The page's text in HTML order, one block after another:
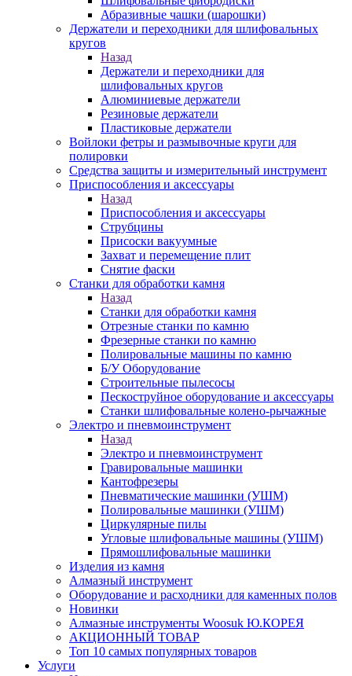
Абразивные чашки (шарошки)
Держатели и переходники для шлифовальных
кругов
Назад
Держатели и переходники для
шлифовальных кругов
Алюминиевые держатели
Резиновые держатели
Пластиковые держатели
Войлоки фетры и размывочные круги для
полировки
Средства защиты и измерительный инструмент
Приспособления и аксессуары
Назад
Приспособления и аксессуары
Струбцины
Присоски вакуумные
Захват и перемещение плит
Снятие фаски
Станки для обработки камня
Назад
Станки для обработки камня
Отрезные станки по камню
Фрезерные станки по камню
Полировальные машины по камню
Б/У Оборудование
Строительные пылесосы
Пескоструйное оборудование и аксессуары
Станки шлифовальные колено-рычажные
Электро и пневмоинструмент
Назад
Электро и пневмоинструмент
Гравировальные машинки
Кантофрезеры
Пневматические машинки (УШМ)
Полировальные машинки (УШМ)
Циркулярные пилы
Угловые шлифовальные машины (УШМ)
Прямошлифовальные машинки
Изделия из камня
Алмазный инструмент
Оборудование и расходники для каменных полов
Новинки
Алмазные инструменты Woosuk Ю.КОРЕЯ
АКЦИОННЫЙ ТОВАР
Топ 10 самых популярных товаров
Услуги